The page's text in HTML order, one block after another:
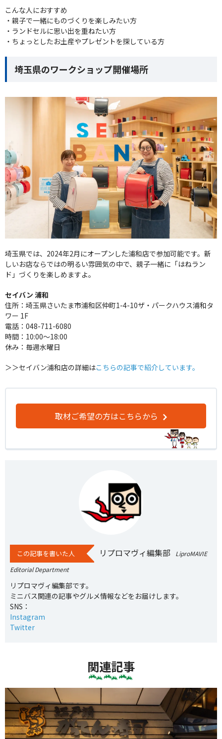
こんな人におすすめ
・親子で一緒にものづくりを楽しみたい方
・ランドセルに思い出を重ねたい方
・ちょっとしたお土産やプレゼントを探している方
埼玉県のワークショップ開催場所
埼玉県では、2024年2月にオープンした浦和店で参加可能です。新
しいお店ならではの明るい雰囲気の中で、親子一緒に「はねラン
ド」づくりを楽しめますよ。
セイバン 浦和
住所：埼玉県さいたま市浦和区仲町1-4-10ザ・パークハウス浦和タ
ワー 1F
電話：048-711-6080
時間：10:00～18:00
休み：毎週水曜日
＞＞セイバン浦和店の詳細はこちらの記事で紹介しています。
取材ご希望の方はこちらから
この記事を書いた人 リプロマヴィ編集部
LiproMAVIE
Editorial Department
リプロマヴィ編集部です。
ミニバス関連の記事やグルメ情報などをお届けします。
SNS：
Instagram
Twitter
関連記事